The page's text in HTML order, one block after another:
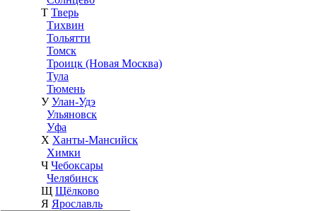
Т Тверь
Тихвин
Тольятти
Томск
Троицк (Новая Москва)
Тула
Тюмень
У Улан-Удэ
Ульяновск
Уфа
Х Ханты-Мансийск
Химки
Ч Чебоксары
Челябинск
Щ Щёлково
Я Ярославль